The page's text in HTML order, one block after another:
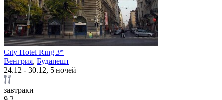
City Hotel Ring 3*
Венгрия, Будапешт
24.12 - 30.12, 5 ночей
завтраки